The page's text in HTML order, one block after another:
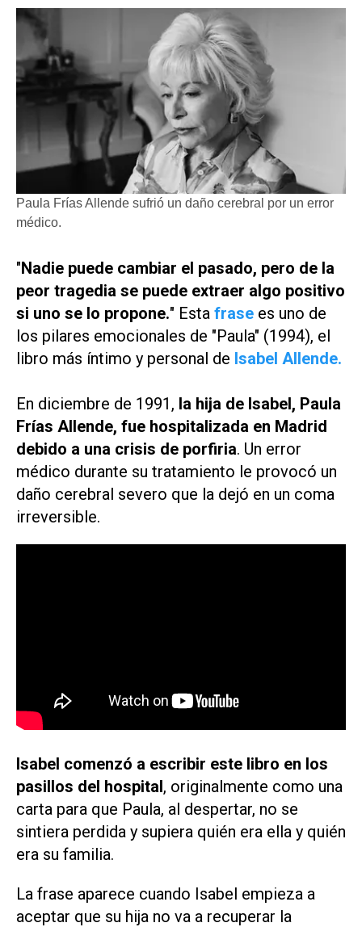
Paula Frías Allende sufrió un daño cerebral por un error
médico.
"Nadie puede cambiar el pasado, pero de la
peor tragedia se puede extraer algo positivo
si uno se lo propone." Esta frase es uno de
los pilares emocionales de "Paula" (1994), el
libro más íntimo y personal de Isabel Allende.
En diciembre de 1991, la hija de Isabel, Paula
Frías Allende, fue hospitalizada en Madrid
debido a una crisis de porfiria. Un error
médico durante su tratamiento le provocó un
daño cerebral severo que la dejó en un coma
irreversible.
Isabel comenzó a escribir este libro en los
pasillos del hospital, originalmente como una
carta para que Paula, al despertar, no se
sintiera perdida y supiera quién era ella y quién
era su familia.
La frase aparece cuando Isabel empieza a
aceptar que su hija no va a recuperar la